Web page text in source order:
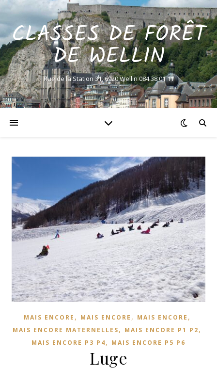
CLASSES DE FORÊT
DE WELLIN
Rue de la Station 31, 6920 Wellin 084 38 01 11
MAIS ENCORE , MAIS ENCORE , MAIS ENCORE ,
MAIS ENCORE MATERNELLES, MAIS ENCORE P1 P2,
MAIS ENCORE P3 P4, MAIS ENCORE P5 P6
Luge